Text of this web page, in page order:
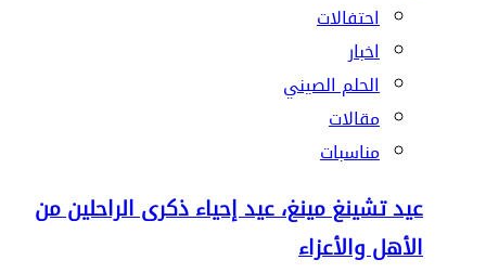
احتفالات
اخبار
الحلم الصيني
مقالات
مناسبات
عيد تشينغ مينغ، عيد إحياء ذكرى الراحلين من
الأهل والأعزاء